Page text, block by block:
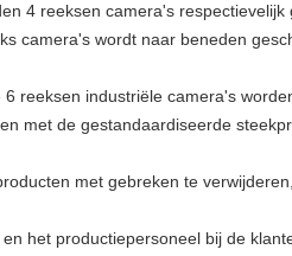
4 reeksen camera's
camera's wordt naar beneden
reeksen industriële camera's
met de gestandaardiseerde
met gebreken te
het productiepersoneel bij de